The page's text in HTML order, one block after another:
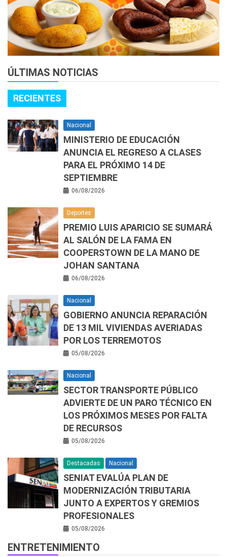
ÚLTIMAS NOTICIAS
RECIENTES
Nacional
MINISTERIO DE EDUCACIÓN
ANUNCIA EL REGRESO A CLASES
PARA EL PRÓXIMO 14 DE
SEPTIEMBRE
06/08/2026
Deportes
PREMIO LUIS APARICIO SE SUMARÁ
AL SALÓN DE LA FAMA EN
COOPERSTOWN DE LA MANO DE
JOHAN SANTANA
06/08/2026
Nacional
GOBIERNO ANUNCIA REPARACIÓN
DE 13 MIL VIVIENDAS AVERIADAS
POR LOS TERREMOTOS
05/08/2026
Nacional
SECTOR TRANSPORTE PÚBLICO
ADVIERTE DE UN PARO TÉCNICO EN
LOS PRÓXIMOS MESES POR FALTA
DE RECURSOS
05/08/2026
Destacadas Nacional
SENIAT EVALÚA PLAN DE
MODERNIZACIÓN TRIBUTARIA
JUNTO A EXPERTOS Y GREMIOS
PROFESIONALES
05/08/2026
ENTRETENIMIENTO